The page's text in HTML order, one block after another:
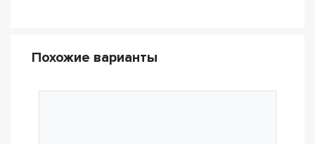
Похожие варианты